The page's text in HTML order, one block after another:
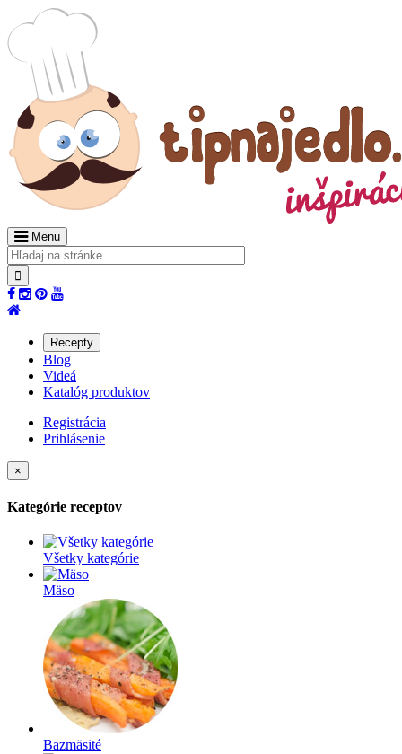
Menu
Recepty
Blog
Videá
Katalóg produktov
Registrácia
Prihlásenie
×
Kategórie receptov
Všetky kategórie
Mäso
Bazmäsité